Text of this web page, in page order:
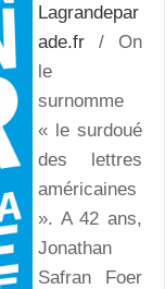
Lagrandepar
ade.fr / On
le
surnomme
« le surdoué
des lettres
américaines
». A 42 ans,
Jonathan
Safran Foer